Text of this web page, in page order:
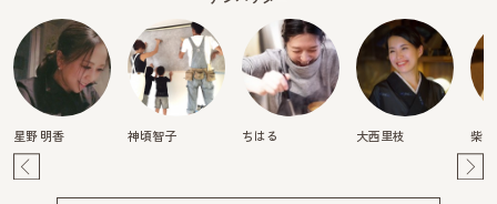
星野 明香 神頃智子 ちはる 大西里枝 柴